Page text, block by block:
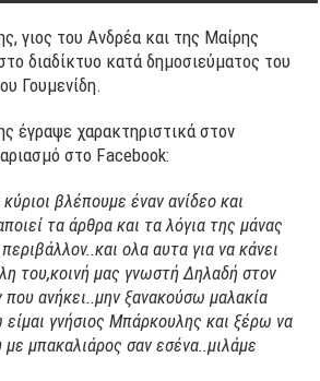
γιος του Ανδρέα και της Μαίρης
διαδίκτυο κατά δημοσιεύματος του
Γουμενίδη.
έγραψε χαρακτηριστικά στον
στο Facebook:
βλέπουμε έναν ανίδεο και
τα άρθρα και τα λόγια της μάνας
ολα αυτα για να κάνει
του,κοινή μας γνωστή Δηλαδή στον
ανήκει..μην ξανακούσω μαλακία
είμαι γνήσιος Μπάρκουλης και ξέρω να
μπακαλιάρος σαν εσένα..μιλάμε